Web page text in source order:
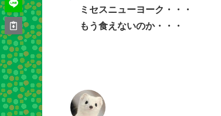
ミセスニューヨーク・・・
もう食えないのか・・・